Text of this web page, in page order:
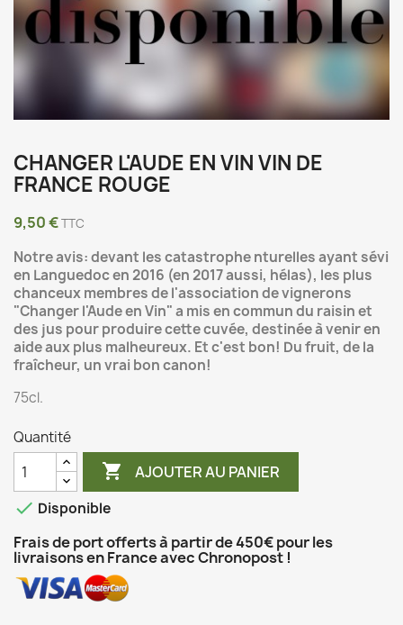
CHANGER L'AUDE EN VIN VIN DE
FRANCE ROUGE
9,50 €TTC
Notre avis: devant les catastrophe nturelles ayant sévi
en Languedoc en 2016 (en 2017 aussi, hélas), les plus
chanceux membres de l'association devignerons
"Changer l'Aude en Vin" a mis en commun du raisin et
des jus pour produire cette cuvée, destinée à venir en
aide aux plus malheureux. Et c'est bon! Du fruit, de la
fraîcheur, un vrai bon canon!
75cl.
Quantité
 AJOUTER AU PANIER
 Disponible
Frais de port offerts à partir de 450€ pour les
livraisons en France avec Chronopost !